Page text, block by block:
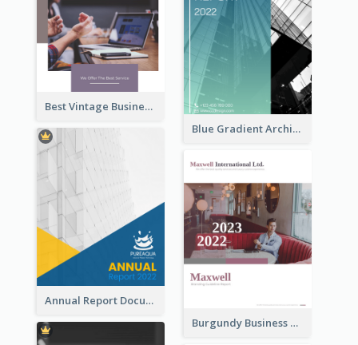
Best Vintage Business Report Design Template
Blue Gradient Architecture Annual Report
Annual Report Documents Reports
Burgundy Business Reports